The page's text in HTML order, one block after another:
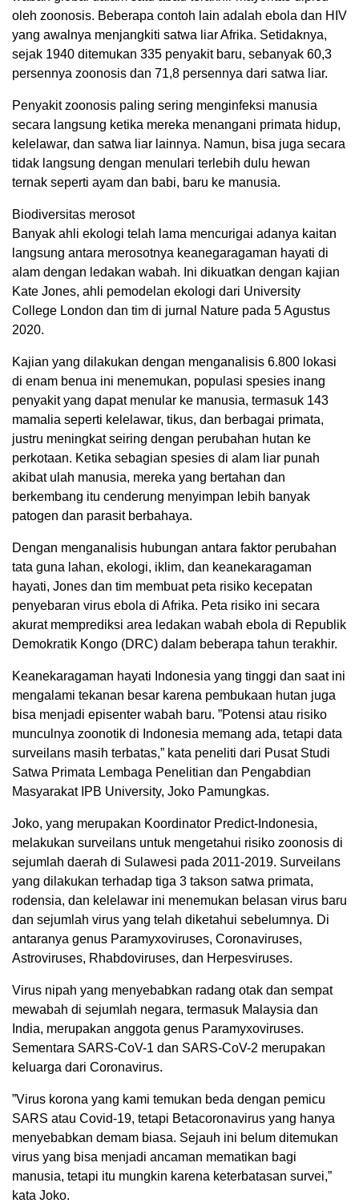
oleh zoonosis. Beberapa contoh lain adalah ebola dan HIV
yang awalnya menjangkiti satwa liar Afrika. Setidaknya,
sejak 1940 ditemukan 335 penyakit baru, sebanyak 60,3
persennya zoonosis dan 71,8 persennya dari satwa liar.
Penyakit zoonosis paling sering menginfeksi manusia
secara langsung ketika mereka menangani primata hidup,
kelelawar, dan satwa liar lainnya. Namun, bisa juga secara
tidak langsung dengan menulari terlebih dulu hewan
ternak seperti ayam dan babi, baru ke manusia.
Biodiversitas merosot
Banyak ahli ekologi telah lama mencurigai adanya kaitan
langsung antara merosotnya keanegaragaman hayati di
alam dengan ledakan wabah. Ini dikuatkan dengan kajian
Kate Jones, ahli pemodelan ekologi dari University
College London dan tim di jurnal Nature pada 5 Agustus
2020.
Kajian yang dilakukan dengan menganalisis 6.800 lokasi
di enam benua ini menemukan, populasi spesies inang
penyakit yang dapat menular ke manusia, termasuk 143
mamalia seperti kelelawar, tikus, dan berbagai primata,
justru meningkat seiring dengan perubahan hutan ke
perkotaan. Ketika sebagian spesies di alam liar punah
akibat ulah manusia, mereka yang bertahan dan
berkembang itu cenderung menyimpan lebih banyak
patogen dan parasit berbahaya.
Dengan menganalisis hubungan antara faktor perubahan
tata guna lahan, ekologi, iklim, dan keanekaragaman
hayati, Jones dan tim membuat peta risiko kecepatan
penyebaran virus ebola di Afrika. Peta risiko ini secara
akurat memprediksi area ledakan wabah ebola di Republik
Demokratik Kongo (DRC) dalam beberapa tahun terakhir.
Keanekaragaman hayati Indonesia yang tinggi dan saat ini
mengalami tekanan besar karena pembukaan hutan juga
bisa menjadi episenter wabah baru. ”Potensi atau risiko
munculnya zoonotik di Indonesia memang ada, tetapi data
surveilans masih terbatas,” kata peneliti dari Pusat Studi
Satwa Primata Lembaga Penelitian dan Pengabdian
Masyarakat IPB University, Joko Pamungkas.
Joko, yang merupakan Koordinator Predict-Indonesia,
melakukan surveilans untuk mengetahui risiko zoonosis di
sejumlah daerah di Sulawesi pada 2011-2019. Surveilans
yang dilakukan terhadap tiga 3 takson satwa primata,
rodensia, dan kelelawar ini menemukan belasan virus baru
dan sejumlah virus yang telah diketahui sebelumnya. Di
antaranya genus Paramyxoviruses, Coronaviruses,
Astroviruses, Rhabdoviruses, dan Herpesviruses.
Virus nipah yang menyebabkan radang otak dan sempat
mewabah di sejumlah negara, termasuk Malaysia dan
India, merupakan anggota genus Paramyxoviruses.
Sementara SARS-CoV-1 dan SARS-CoV-2 merupakan
keluarga dari Coronavirus.
”Virus korona yang kami temukan beda dengan pemicu
SARS atau Covid-19, tetapi Betacoronavirus yang hanya
menyebabkan demam biasa. Sejauh ini belum ditemukan
virus yang bisa menjadi ancaman mematikan bagi
manusia, tetapi itu mungkin karena keterbatasan survei,”
kata Joko.